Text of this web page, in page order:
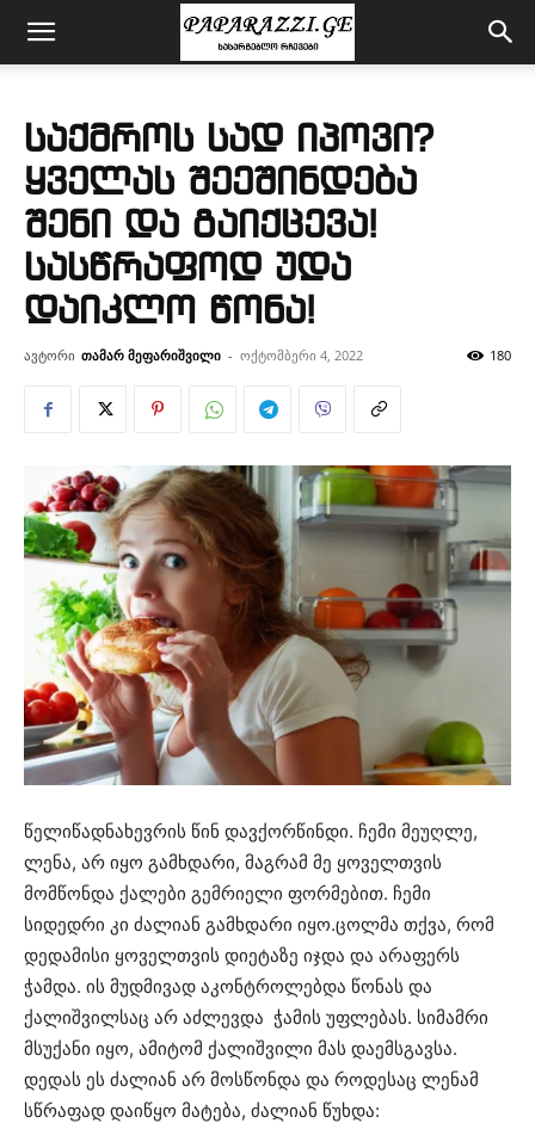
საქმროს სად იპოვი?
ყველას შეეშინდება
შენი და გაიქცევა!
სასწრაფოდ უდა
დაიკლო წონა!
ავტორი თამარ მეფარიშვილი - ოქტომბერი 4, 2022 180
წელიწადნახევრის წინ დავქორწინდი. ჩემი მეუღლე,
ლენა, არ იყო გამხდარი, მაგრამ მე ყოველთვის
მომწონდა ქალები გემრიელი ფორმებით. ჩემი
სიდედრი კი ძალიან გამხდარი იყო.ცოლმა თქვა, რომ
დედამისი ყოველთვის დიეტაზე იჯდა და არაფერს
ჭამდა. ის მუდმივად აკონტროლებდა წონას და
ქალიშვილსაც არ აძლევდა ჭამის უფლებას. სიმამრი
მსუქანი იყო, ამიტომ ქალიშვილი მას დაემსგავსა.
დედას ეს ძალიან არ მოსწონდა და როდესაც ლენამ
სწრაფად დაიწყო მატება, ძალიან წუხდა: